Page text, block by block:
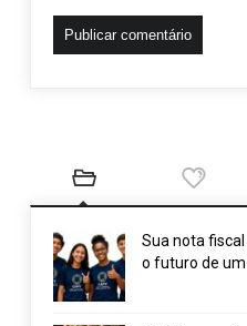
Sua nota
o futuro de